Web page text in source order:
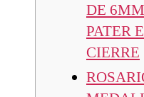
DE
PATER
CIERRE